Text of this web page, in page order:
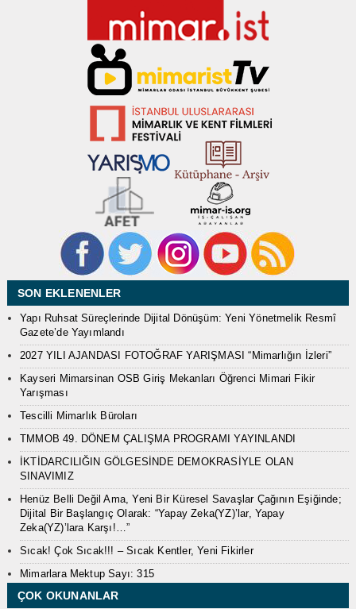
SON EKLENENLER
Yapı Ruhsat Süreçlerinde Dijital Dönüşüm: Yeni Yönetmelik Resmî
Gazete’de Yayımlandı
2027 YILI AJANDASI FOTOĞRAF YARIŞMASI “Mimarlığın İzleri”
Kayseri Mimarsinan OSB Giriş Mekanları Öğrenci Mimari Fikir
Yarışması
Tescilli Mimarlık Büroları
TMMOB 49. DÖNEM ÇALIŞMA PROGRAMI YAYINLANDI
İKTİDARCILIĞIN GÖLGESİNDE DEMOKRASİYLE OLAN
SINAVIMIZ
Henüz Belli Değil Ama, Yeni Bir Küresel Savaşlar Çağının Eşiğinde;
Dijital Bir Başlangıç Olarak: “Yapay Zeka(YZ)’lar, Yapay
Zeka(YZ)’lara Karşı!…”
Sıcak! Çok Sıcak!!! – Sıcak Kentler, Yeni Fikirler
Mimarlara Mektup Sayı: 315
ÇOK OKUNANLAR